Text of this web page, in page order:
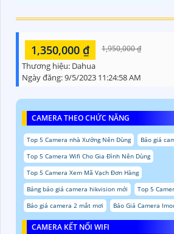
1,350,000 ₫ 1,950,000 ₫
Thương hiệu: Dahua
Ngày đăng:9/5/2023 11:24:58 AM
CAMERA THEO CHỨC NĂNG
Top 5 Camera nhà Xưởng Nên Dùng
Báo giá
Top 5 Camera Wifi Cho Gia Đình Nên Dùng
Top 5 Camera Xem Mã Vạch Đơn Hàng
Bảng báo giá camera hikvision mới
Top 5
Báo giá camera 2 mắt mơi
Báo Giá Camera
CAMERA KẾT NỐI WIFI